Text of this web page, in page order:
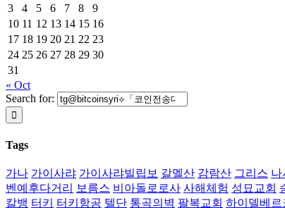
3
4 5 6 7 8
9
10 11 12 13 14 15 16
17 18 19 20 21 22 23
24 25 26 27 28 29 30
31
« Oct
Search for:
Tags
가나 가이사랴 가이사랴빌립보 갈멜산 감람산 그리스 나
벤예후다거리
보름스 비아돌로로사 사해체험 성묘교회
칼뱅 터키 터키항공 텔단 통곡의벽 팔복교회 하이델베르